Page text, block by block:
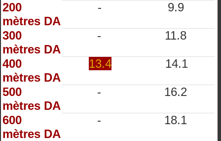
200
mètres DA
- 9.9
300
mètres DA
- 11.8
400
mètres DA
13.4 14.1
500
mètres DA
- 16.2
600
mètres DA
- 18.1